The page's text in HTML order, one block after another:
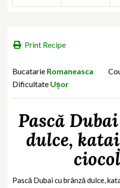
Print Recipe
Bucatarie Romaneasca
Dificultate Ușor
Pască
dulce,
Pască Dubai cu brânză dulce,